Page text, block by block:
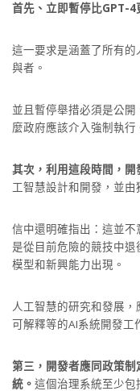
首先、立即暫停比GPT-4
這一要求是涵蓋了所有
與者。
並且暫停舉措必須是公
麼政府應該介入強制執行
其次，利用這段時間，開
工智慧設計和開發，並由
信中還明確指出：這並
是從目前危險的競技中
模型和新興能力出現。
人工智慧的研究和發展
可解釋等的AI系統開發工
第三，開發者應同政策
統。 這個治理系統至少包